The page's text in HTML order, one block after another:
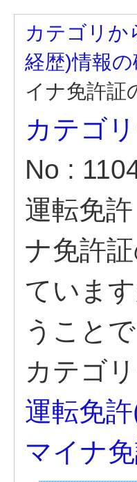
カテゴリか
経歴)情報
イナ免許証
カテゴ
No :
運転免
ナ免許
ていま
うこと
カテゴリ
運転免
マイナ